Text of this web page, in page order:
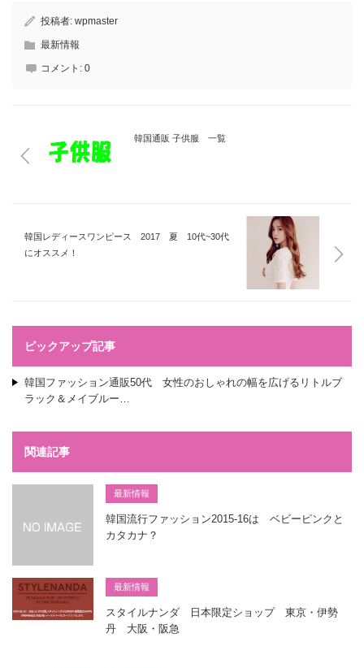
投稿者: wpmaster
最新情報
コメント: 0
韓国通販 子供服 一覧
韓国レディースワンピース 2017 夏 10代~30代
にオススメ！
ピックアップ記事
韓国ファッション通販50代 女性のおしゃれの幅を広げるリトルブ
ラック＆メイブルー…
関連記事
最新情報
韓国流行ファッション2015-16は ベビーピンクと
カタカナ？
最新情報
スタイルナンダ 日本限定ショップ 東京・伊勢
丹 大阪・阪急